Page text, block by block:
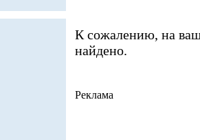
К сожалению, на
найдено.
Реклама